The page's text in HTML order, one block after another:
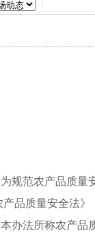
为规范农产品质量
产品质量安全法》
本办法所称农产品